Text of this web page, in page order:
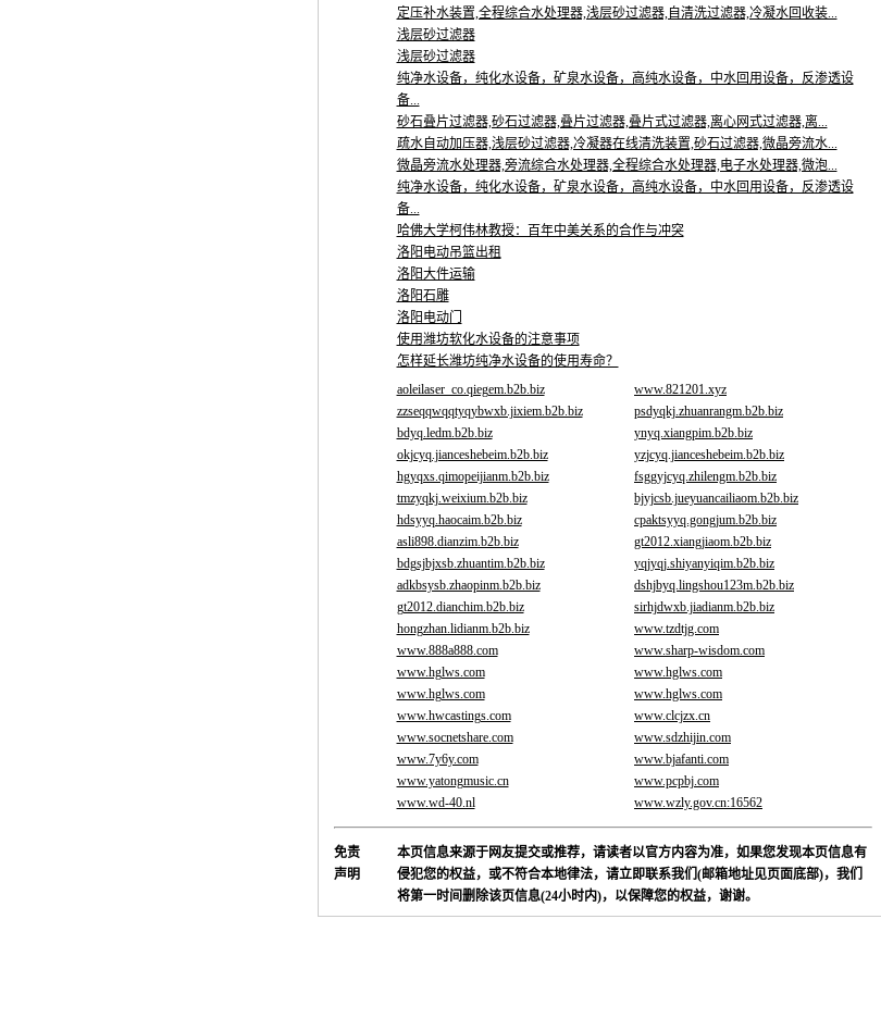
定压补水装置,全程综合水处理器,浅层砂过滤器,自清洗过滤器,冷凝水回收装...
浅层砂过滤器
浅层砂过滤器
纯净水设备，纯化水设备，矿泉水设备，高纯水设备，中水回用设备，反渗透设
备...
砂石叠片过滤器,砂石过滤器,叠片过滤器,叠片式过滤器,离心网式过滤器,离...
疏水自动加压器,浅层砂过滤器,冷凝器在线清洗装置,砂石过滤器,微晶旁流水...
微晶旁流水处理器,旁流综合水处理器,全程综合水处理器,电子水处理器,微泡...
纯净水设备，纯化水设备，矿泉水设备，高纯水设备，中水回用设备，反渗透设
备...
哈佛大学柯伟林教授：百年中美关系的合作与冲突
洛阳电动吊篮出租
洛阳大件运输
洛阳石雕
洛阳电动门
使用潍坊软化水设备的注意事项
怎样延长潍坊纯净水设备的使用寿命？
aoleilaser_co.qiegem.b2b.biz
www.821201.xyz
zzseqqwqqtyqybwxb.jixiem.b2b.biz
psdyqkj.zhuanrangm.b2b.biz
bdyq.ledm.b2b.biz
ynyq.xiangpim.b2b.biz
okjcyq.jianceshebeim.b2b.biz
yzjcyq.jianceshebeim.b2b.biz
hgyqxs.qimopeijianm.b2b.biz
fsggyjcyq.zhilengm.b2b.biz
tmzyqkj.weixium.b2b.biz
bjyjcsb.jueyuancailiaom.b2b.biz
hdsyyq.haocaim.b2b.biz
cpaktsyyq.gongjum.b2b.biz
asli898.dianzim.b2b.biz
gt2012.xiangjiaom.b2b.biz
bdgsjbjxsb.zhuantim.b2b.biz
yqjyqj.shiyanyiqim.b2b.biz
adkbsysb.zhaopinm.b2b.biz
dshjbyq.lingshou123m.b2b.biz
gt2012.dianchim.b2b.biz
sirhjdwxb.jiadianm.b2b.biz
hongzhan.lidianm.b2b.biz
www.tzdtjg.com
www.888a888.com
www.sharp-wisdom.com
www.hglws.com
www.hglws.com
www.hglws.com
www.hglws.com
www.hwcastings.com
www.clcjzx.cn
www.socnetshare.com
www.sdzhijin.com
www.7y6y.com
www.bjafanti.com
www.yatongmusic.cn
www.pcpbj.com
www.wd-40.nl
www.wzly.gov.cn:16562
免责
声明
本页信息来源于网友提交或推荐，请读者以官方内容为准，如果您发现本页信息有
侵犯您的权益，或不符合本地律法，请立即联系我们(邮箱地址见页面底部)，我们
将第一时间删除该页信息(24小时内)，以保障您的权益，谢谢。